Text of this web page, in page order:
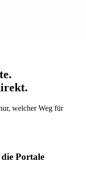
welcher Weg für
Portale